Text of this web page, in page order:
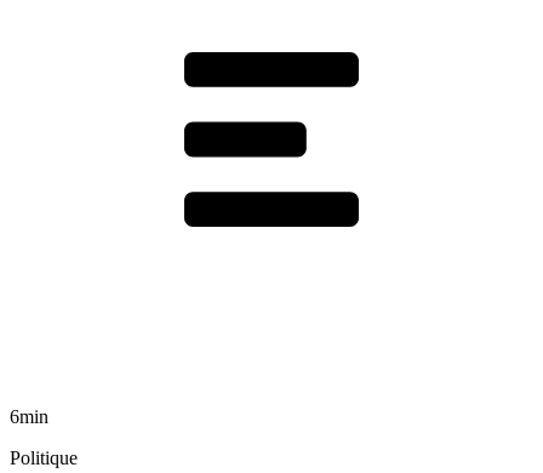
6min
Politique